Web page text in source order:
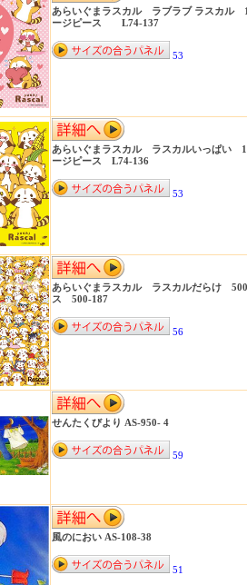
あらいぐまラスカル ラブラブ ラスカル
ージピース L74-137
53
あらいぐまラスカル ラスカルいっぱい
ージピース L74-136
53
あらいぐまラスカル ラスカルだらけ
ス 500-187
56
せんたくびより AS-950- 4
59
風のにおい AS-108-38
51